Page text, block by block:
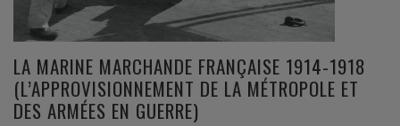
LA MARINE MARCHANDE FRANÇAISE 1914-1918
(L’APPROVISIONNEMENT DE LA MÉTROPOLE ET
DES ARMÉES EN GUERRE)